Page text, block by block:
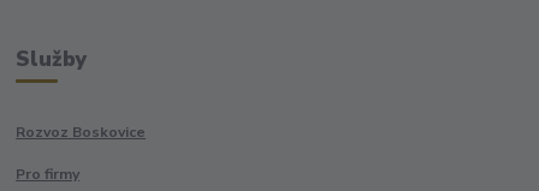
Služby
Rozvoz Boskovice
Pro firmy